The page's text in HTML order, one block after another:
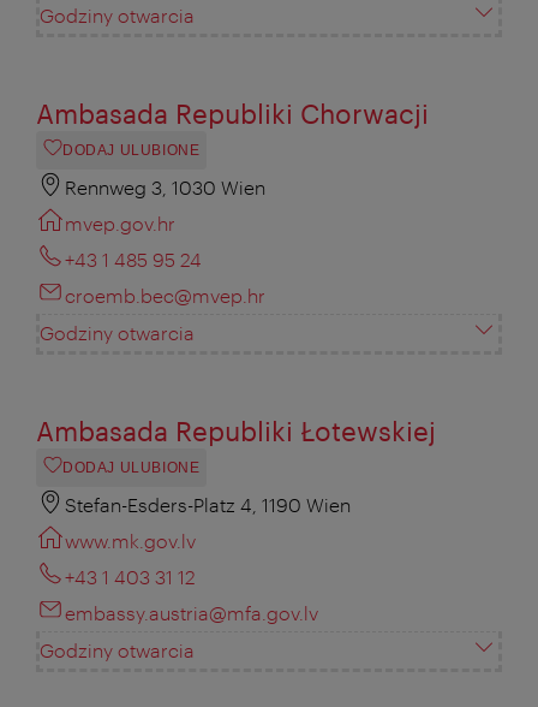
Godziny otwarcia
Ambasada Republiki Chorwacji
DODAJ ULUBIONE
Rennweg 3, 1030 Wien
mvep.gov.hr
+43 1 485 95 24
croemb.bec@mvep.hr
Godziny otwarcia
Ambasada Republiki Łotewskiej
DODAJ ULUBIONE
Stefan-Esders-Platz 4, 1190 Wien
www.mk.gov.lv
+43 1 403 31 12
embassy.austria@mfa.gov.lv
Godziny otwarcia